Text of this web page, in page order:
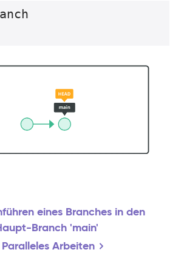
eines Branches in den
Branch 'main'
Paralleles Arbeiten